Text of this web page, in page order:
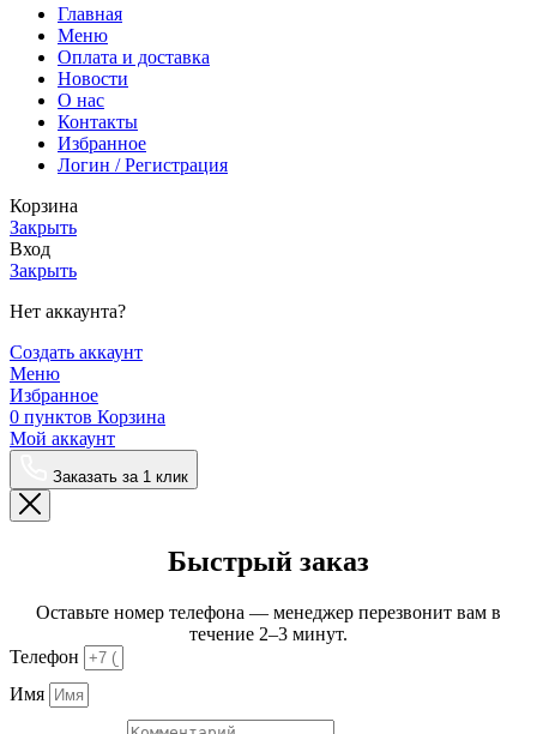
Главная
Меню
Оплата и доставка
Новости
О нас
Контакты
Избранное
Логин / Регистрация
Корзина
Закрыть
Вход
Закрыть
Нет аккаунта?
Создать аккаунт
Меню
Избранное
0 пунктов Корзина
Мой аккаунт
Заказать за 1 клик
Быстрый заказ
Оставьте номер телефона — менеджер перезвонит вам в
течение 2–3 минут.
Телефон
Имя